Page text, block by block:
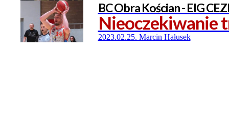
BC Obra Kościan - EIG
Nieoczekiwanie
2023.02.25. Marcin Hałusek